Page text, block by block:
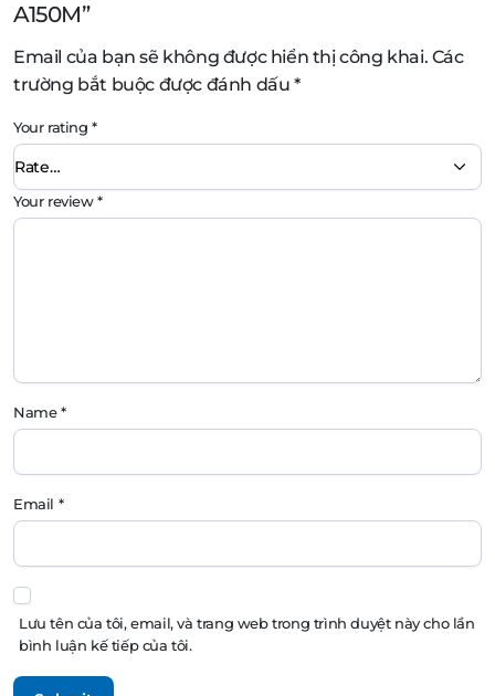
A150M”
Email của bạn sẽ không được hiển thị công khai. Các
trường bắt buộc được đánh dấu*
Your rating*
Your review*
Name*
Email *
Lưu tên của tôi, email, và trang web trong trình duyệt này cho lần
bình luận kế tiếp của tôi.